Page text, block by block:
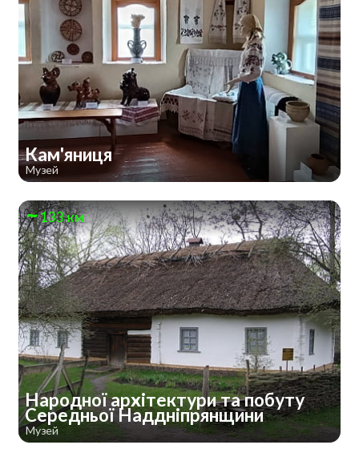
Кам'яниця
Музей
133 км
Народної архітектури та побуту
Середньої Наддніпрянщини
Музей